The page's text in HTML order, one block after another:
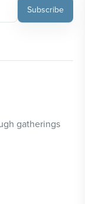
Subscribe
gatherings